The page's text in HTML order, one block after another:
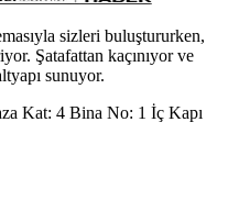
sizleri buluştururken,
Şatafattan kaçınıyor ve
sunuyor.
Kat: 4 Bina No: 1 İç Kapı